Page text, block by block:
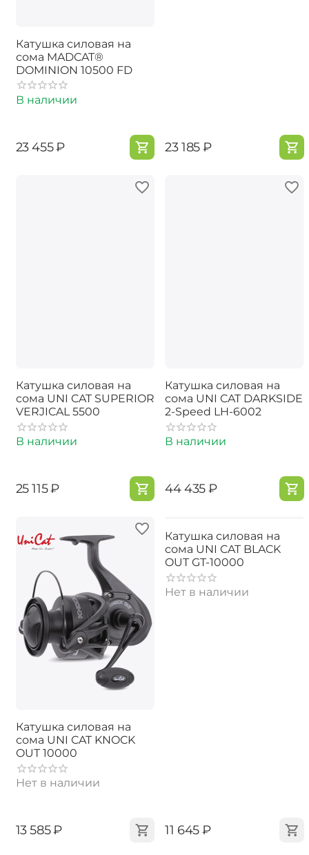
Катушка силовая на
сома MADCAT®
DOMINION 10500 FD
В наличии
‍23 455‍₽ ‍23 185‍₽
Катушка силовая на
сома UNI CAT SUPERIOR
VERJICAL 5500
В наличии
‍25 115‍₽
Катушка силовая на
сома UNI CAT DARKSIDE
2-Speed LH-6002
В наличии
‍44 435‍₽
Катушка силовая на
сома UNI CAT KNOCK
OUT 10000
Нет в наличии
‍13 585‍₽
Катушка силовая на
сома UNI CAT BLACK
OUT GT-10000
Нет в наличии
‍11 645‍₽